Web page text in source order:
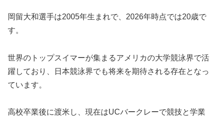
岡留大和選手は2005年生まれで、2026年時点では20歳で
す。
世界のトップスイマーが集まるアメリカの大学競泳界で活
躍しており、日本競泳界でも将来を期待される存在となっ
ています。
高校卒業後に渡米し、現在はUCバークレーで競技と学業